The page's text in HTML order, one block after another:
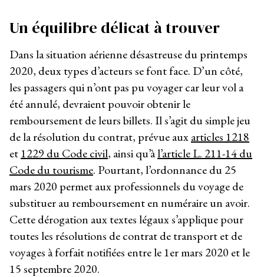
Un équilibre délicat à trouver
Dans la situation aérienne désastreuse du printemps
2020, deux types d’acteurs se font face. D’un côté,
les passagers qui n’ont pas pu voyager car leur vol a
été annulé, devraient pouvoir obtenir le
remboursement de leurs billets. Il s’agit du simple jeu
de la résolution du contrat, prévue auxarticles 1218
et1229 du Code civil, ainsi qu’àl’article L. 211-14 du
Code du tourisme. Pourtant, l’ordonnance du 25
mars 2020 permet aux professionnels du voyage de
substituer au remboursement en numéraire un avoir.
Cette dérogation aux textes légaux s’applique pour
toutes les résolutions de contrat de transport et de
voyages à forfait notifiées entre le 1er mars 2020 et le
15 septembre 2020.